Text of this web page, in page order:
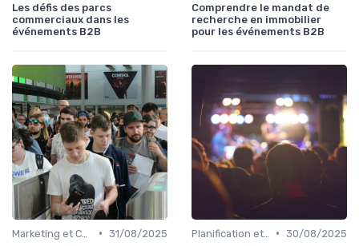
Les défis des parcs
commerciaux dans les
événements B2B
Comprendre le mandat de
recherche en immobilier
pour les événements B2B
• 31/08/2025
• 30/08/2025